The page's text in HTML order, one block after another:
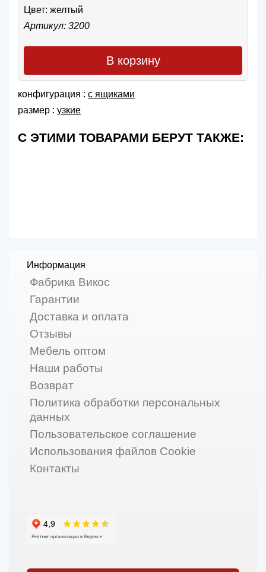
Цвет: желтый
Артикул: 3200
В корзину
конфигурация : с ящиками
размер : узкие
С ЭТИМИ ТОВАРАМИ БЕРУТ ТАКЖЕ:
Информация
Фабрика Викос
Гарантии
Доставка и оплата
Отзывы
Мебель оптом
Наши работы
Возврат
Политика обработки персональных
данных
Пользовательское соглашение
Использования файлов Cookie
Контакты